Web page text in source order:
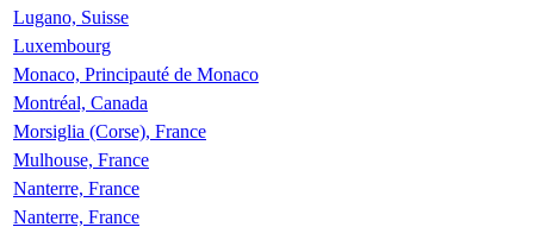
Lugano, Suisse
Luxembourg
Monaco, Principauté de Monaco
Montréal, Canada
Morsiglia (Corse), France
Mulhouse, France
Nanterre, France
Nanterre, France